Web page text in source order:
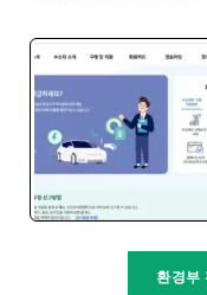
환경부